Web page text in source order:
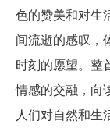
色的赞美和对生
间流逝的感叹，
时刻的愿望。整
情感的交融，向
人们对自然和生